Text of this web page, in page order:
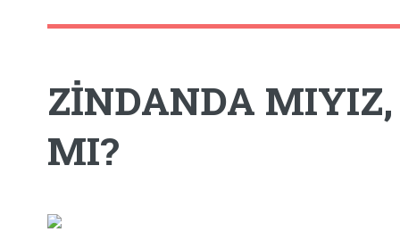
ZİNDANDA
MI?